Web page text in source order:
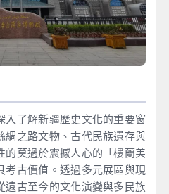
入了解新疆歷史文化的重要窗
綢之路文物、古代民族遺存與
的莫過於震撼人心的「樓蘭美
考古價值。透過多元展區與現
遠古至今的文化演變與多民族